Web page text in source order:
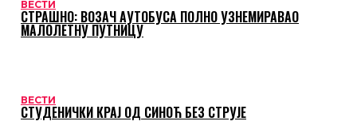
ВЕСТИ
СТРАШНО: ВОЗАЧ АУТОБУСА ПОЛНО УЗНЕМИРАВАО
МАЛОЛЕТНУ ПУТНИЦУ
ВЕСТИ
СТУДЕНИЧКИ КРАЈ ОД СИНОЋ БЕЗ СТРУЈЕ